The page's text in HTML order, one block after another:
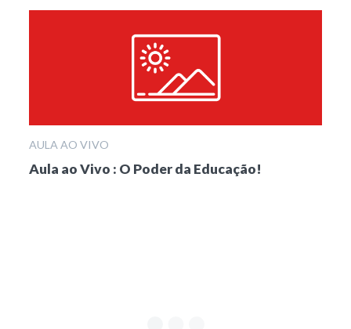
AULA AO VIVO
Aula ao Vivo : O Poder da Educação!